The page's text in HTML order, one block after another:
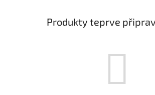
Produkty teprve